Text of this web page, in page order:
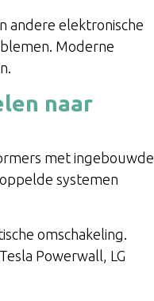
andere elektronische
Moderne
naar
met ingebouwde
systemen
omschakeling.
Powerwall, LG